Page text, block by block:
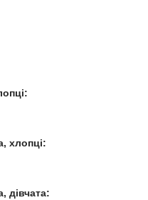
хлопці:
дівчата: